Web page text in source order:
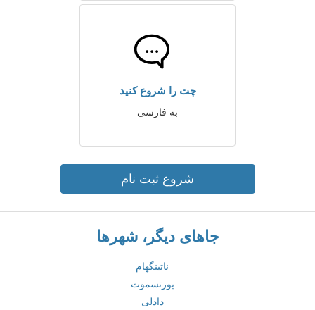
چت را شروع کنید
به فارسی
شروع ثبت نام
جاهای دیگر، شهرها
ناتینگهام
پورتسموث
دادلی